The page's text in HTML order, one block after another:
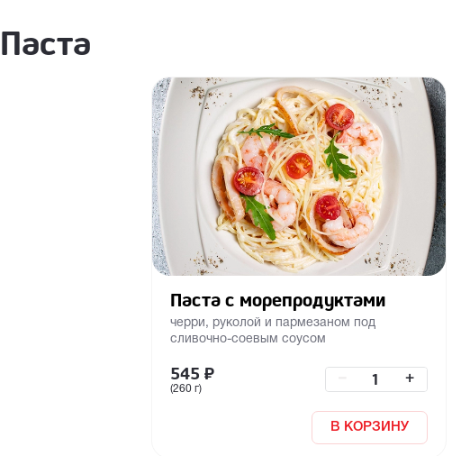
Паста
Паста с морепродуктами
черри, руколой и пармезаном под
сливочно-соевым соусом
545 ₽
(260 г)
+
В КОРЗИНУ